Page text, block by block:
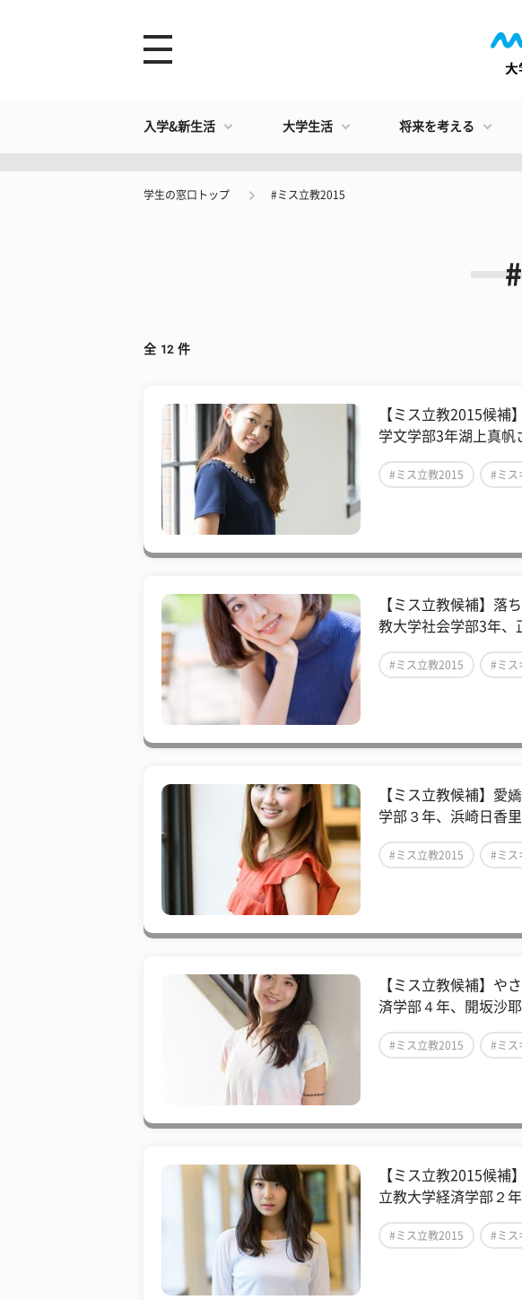
入学&新生活 大学生活 将来を考える
学生の窓口トップ #ミス立教2015
全 12 件
【ミス立教2015候補
学文学部3年湖上真帆
#ミス立教2015 #ミス
【ミス立教候補】落
教大学社会学部3年、
#ミス立教2015 #ミス
【ミス立教候補】愛
学部３年、浜崎日香
#ミス立教2015 #ミス
【ミス立教候補】や
済学部４年、開坂沙
#ミス立教2015 #ミス
【ミス立教2015候補
立教大学経済学部２
#ミス立教2015 #ミス